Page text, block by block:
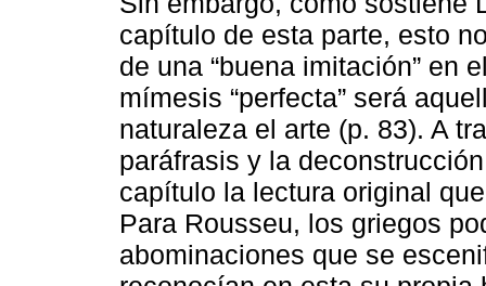
capítulo de esta parte, esto
de una “buena imitación” en
mímesis “perfecta” será
naturaleza el arte (p. 83). A
paráfrasis y la
capítulo la lectura original
Para Rousseu, los griegos
abominaciones que se